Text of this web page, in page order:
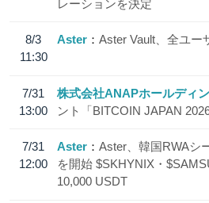
レーションを決定
8/3
11:30
Aster Aster Vault、全ユー
7/31
13:00
株式会社ANAPホールディ
ント「BITCOIN JAPAN
7/31
12:00
Aster
Aster、韓国RWAシ
を開始 $SKHYNIX・
10,000 USDT